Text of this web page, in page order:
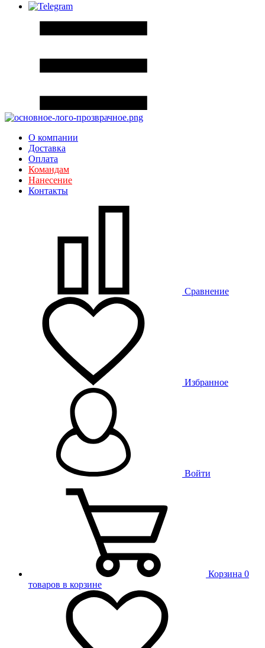
О компании
Доставка
Оплата
Командам
Нанесение
Контакты
Сравнение
Избранное
Войти
Корзина 0
товаров в корзине